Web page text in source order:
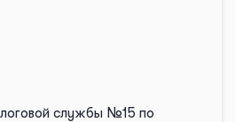
службы №15 по